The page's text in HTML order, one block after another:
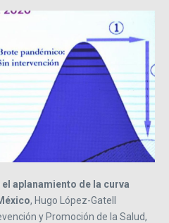
aplanamiento de la curva
, Hugo López-Gatell
y Promoción de la Salud,